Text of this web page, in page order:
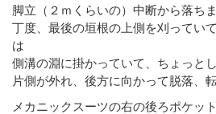
脚立（２ｍくらいの）中断から落ちま
丁度、最後の垣根の上側を刈ってい
は
側溝の淵に掛かっていて、ちょっと
片側が外れ、後方に向かって脱落、
メカニックスーツの右の後ろポケッ